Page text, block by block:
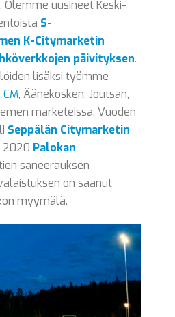
Olemme uusineet Keski-
S-
K-Citymarketin
päivityksen.
lisäksi työmme
, Äänekosken, Joutsan,
marketeissa. Vuoden
Seppälän Citymarketin
2020 Palokan
saneerauksen
on saanut
myymälä.